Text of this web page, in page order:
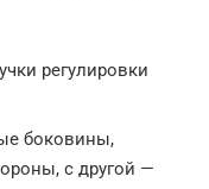
регулировки
боковины,
с другой —